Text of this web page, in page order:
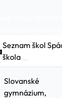
může
Seznam škol
škola
Slovanské
gymnázium,